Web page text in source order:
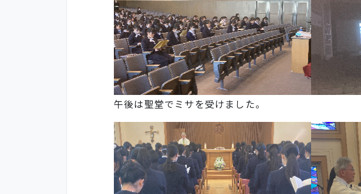
午後は聖堂でミサを受けました。